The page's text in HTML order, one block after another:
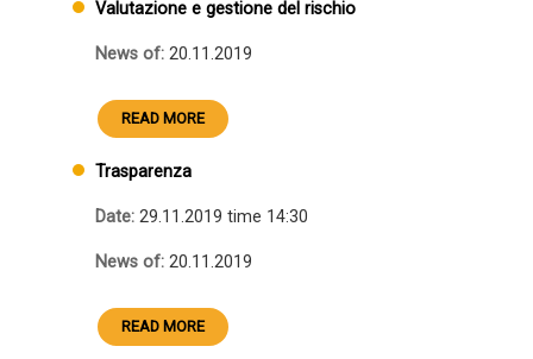
Valutazione e gestione del rischio
News of: 20.11.2019
READ MORE
Trasparenza
Date: 29.11.2019 time 14:30
News of: 20.11.2019
READ MORE